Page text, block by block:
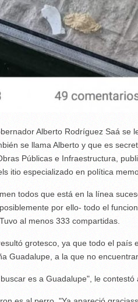
Alberto Rodríguez Saá se
se llama Alberto y que es
Públicas e Infraestructura,
itio especializado en política
todos que está en la línea
por ello- todo el
al menos 333 compartidas.
grotesco, ya que todo el país
Guadalupe, a la que no
es a Guadalupe", le contestó